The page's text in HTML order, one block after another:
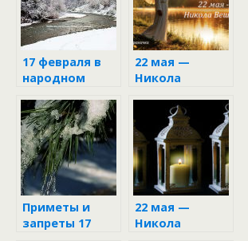
17 февраля в
народном
22 мая —
Никола
можно и
нельзя делать
в этот день
Приметы и
запреты 17
22 мая —
Никола